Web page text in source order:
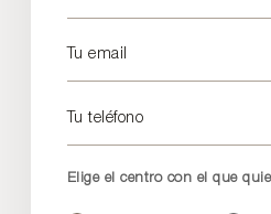
Tu email
Tu teléfono
Elige el centro con el que